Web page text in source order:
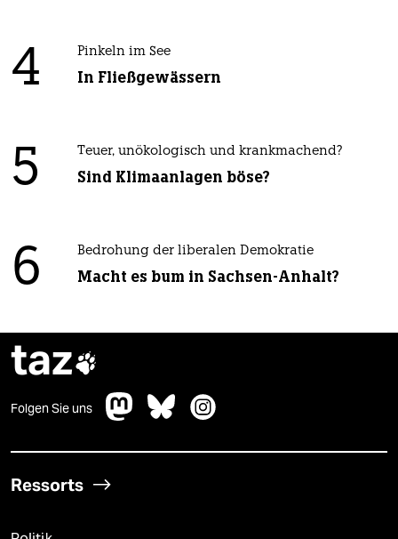
4 Pinkeln im See
In Fließgewässern
5 Teuer, unökologisch und krankmachend?
Sind Klimaanlagen böse?
6 Bedrohung der liberalen Demokratie
Macht es bum in Sachsen-Anhalt?
taz
Folgen Sie uns
Ressorts